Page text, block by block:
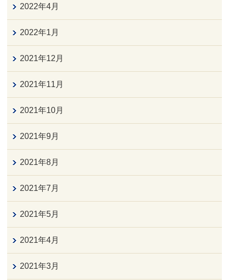
2022年4月
2022年1月
2021年12月
2021年11月
2021年10月
2021年9月
2021年8月
2021年7月
2021年5月
2021年4月
2021年3月